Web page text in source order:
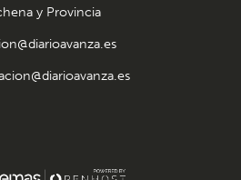
y Provincia